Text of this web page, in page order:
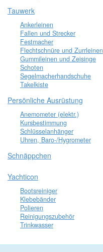
Tauwerk
Ankerleinen
Fallen und Strecker
Festmacher
Flechtschnüre und Zurrleinen
Gummileinen und Zeisinge
Schoten
Segelmacherhandschuhe
Takelkiste
Persönliche Ausrüstung
Anemometer (elektr.)
Kursbestimmung
Schlüsselanhänger
Uhren, Baro-/Hygrometer
Schnäppchen
Yachticon
Bootsreiniger
Klebebänder
Polieren
Reinigungszubehör
Trinkwasser